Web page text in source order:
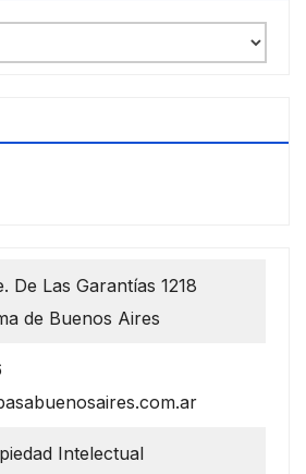
De Las Garantías 1218
de Buenos Aires
Intelectual